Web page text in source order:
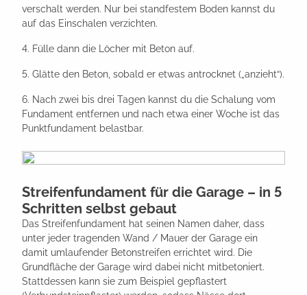
verschalt werden. Nur bei standfestem Boden kannst du
auf das Einschalen verzichten.
4. Fülle dann die Löcher mit Beton auf.
5. Glätte den Beton, sobald er etwas antrocknet („anzieht“).
6. Nach zwei bis drei Tagen kannst du die Schalung vom
Fundament entfernen und nach etwa einer Woche ist das
Punktfundament belastbar.
Streifenfundament für die Garage – in 5
Schritten selbst gebaut
Das Streifenfundament hat seinen Namen daher, dass
unter jeder tragenden Wand / Mauer der Garage ein
damit umlaufender Betonstreifen errichtet wird. Die
Grundfläche der Garage wird dabei nicht mitbetoniert.
Stattdessen kann sie zum Beispiel gepflastert